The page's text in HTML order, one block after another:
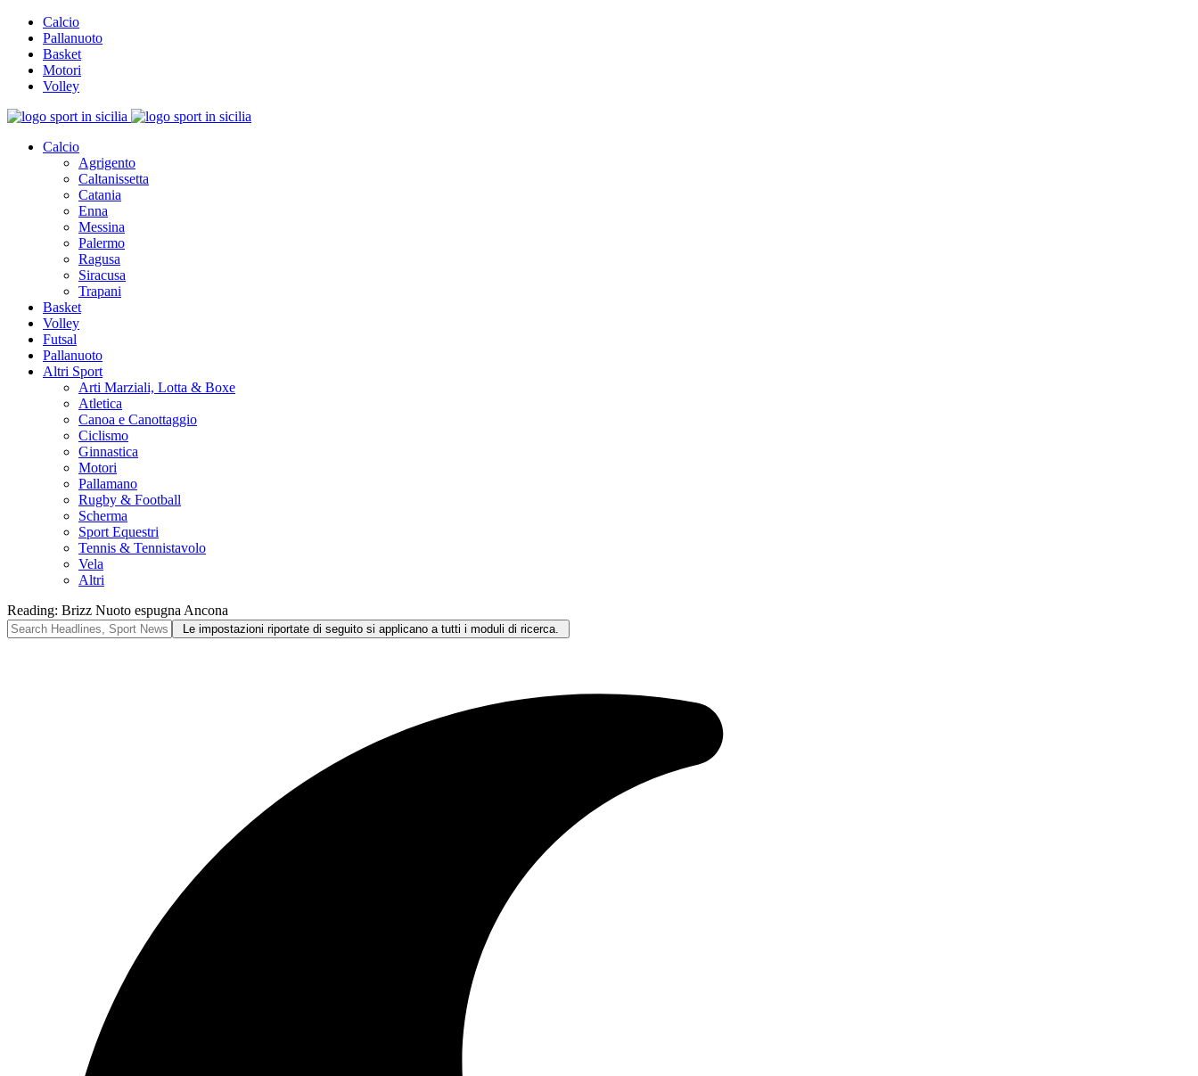
Calcio
Pallanuoto
Basket
Motori
Volley
Calcio
Agrigento
Caltanissetta
Catania
Enna
Messina
Palermo
Ragusa
Siracusa
Trapani
Basket
Volley
Futsal
Pallanuoto
Altri Sport
Arti Marziali, Lotta & Boxe
Atletica
Canoa e Canottaggio
Ciclismo
Ginnastica
Motori
Pallamano
Rugby & Football
Scherma
Sport Equestri
Tennis & Tennistavolo
Vela
Altri
Reading: Brizz Nuoto espugna Ancona